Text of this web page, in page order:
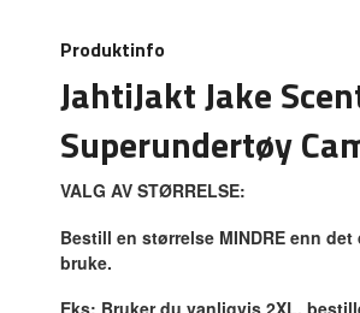
Produktinfo
JahtiJakt Jake
Superundertøy
VALG AV STØRRELSE:
Bestill en størrelse MINDRE enn det
bruke.